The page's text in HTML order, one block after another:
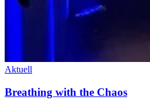
Aktuell
Breathing with the Chaos